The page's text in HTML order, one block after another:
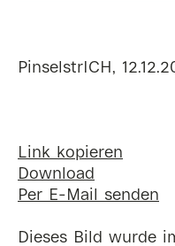
PinselstrICH,
Link kopieren
Download
Per E-Mail senden
Dieses Bild wurde